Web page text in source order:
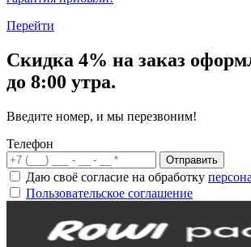
Перейти
Скидка 4% на заказ
до 8:00 утра.
Введите номер, и мы перезвоним!
Телефон
Отправить
Даю своё согласие на обработку
Пользовательское соглашение